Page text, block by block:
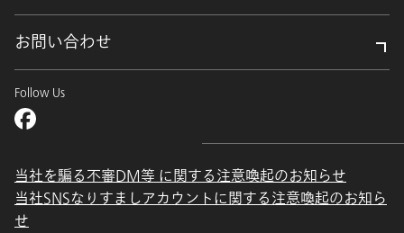
お問い合わせ
Follow Us
当社を騙る不審DM等 に関する注意喚起のお知らせ
当社SNSなりすましアカウントに関する注意喚起のお知ら
せ